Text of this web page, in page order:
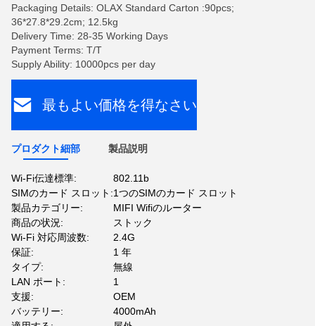
Packaging Details: OLAX Standard Carton :90pcs;
36*27.8*29.2cm; 12.5kg
Delivery Time: 28-35 Working Days
Payment Terms: T/T
Supply Ability: 10000pcs per day
最もよい価格を得なさい
プロダクト細部 製品説明
Wi-Fi伝達標準:
802.11b
SIMのカード スロット:1つのSIMのカード スロット
製品カテゴリー:
MIFI Wifiのルーター
商品の状況:
ストック
Wi-Fi 対応周波数:
2.4G
保証:
1 年
タイプ:
無線
LAN ポート:
1
支援:
OEM
バッテリー:
4000mAh